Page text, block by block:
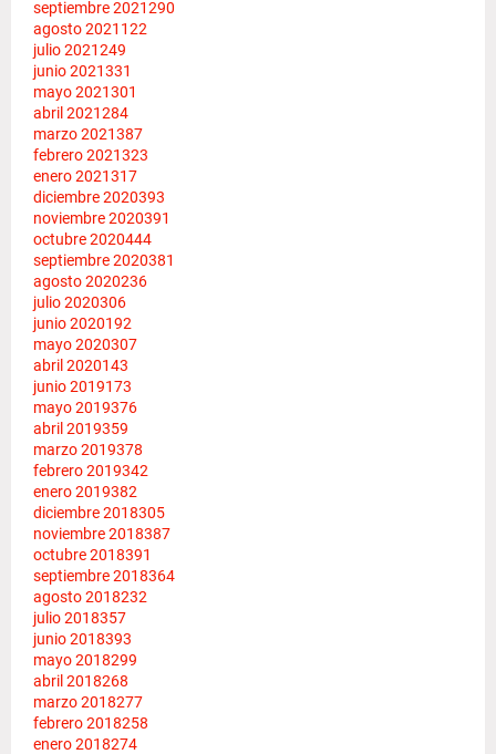
septiembre 2021290
agosto 2021 122
julio 2021249
junio 2021331
mayo 2021301
abril 2021284
marzo 2021387
febrero 2021323
enero 2021317
diciembre 2020393
noviembre 2020391
octubre 2020444
septiembre 2020381
agosto 2020236
julio 2020306
junio 2020192
mayo 2020307
abril 2020143
junio 2019173
mayo 2019376
abril 2019359
marzo 2019378
febrero 2019342
enero 2019382
diciembre 2018305
noviembre 2018387
octubre 2018391
septiembre 2018364
agosto 2018232
julio 2018357
junio 2018393
mayo 2018299
abril 2018268
marzo 2018277
febrero 2018258
enero 2018274